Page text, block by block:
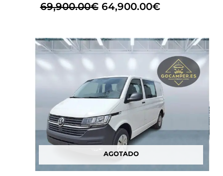
69,900.00€ 64,900.00€
AGOTADO
El
precio
original
era:
49,900.00€.
El
precio
actual
es:
19,900.00€.